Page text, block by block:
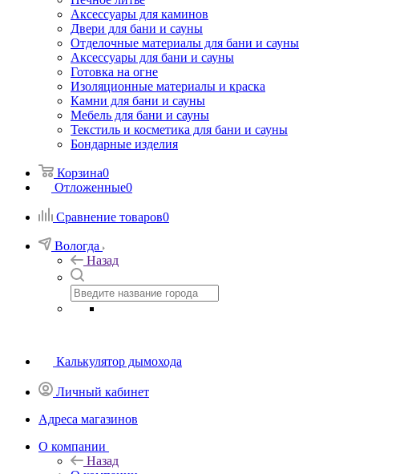
Аксессуары для каминов
Двери для бани и сауны
Отделочные материалы для бани и сауны
Аксессуары для бани и сауны
Готовка на огне
Изоляционные материалы и краска
Камни для бани и сауны
Мебель для бани и сауны
Текстиль и косметика для бани и сауны
Бондарные изделия
Корзина0
Отложенные0
Сравнение товаров0
Вологда
Назад
Калькулятор дымохода
Личный кабинет
Адреса магазинов
O компании
Назад